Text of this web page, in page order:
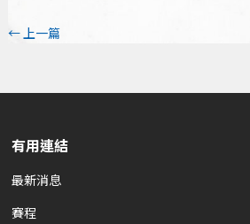
← 上一篇
有用連結
最新消息
賽程